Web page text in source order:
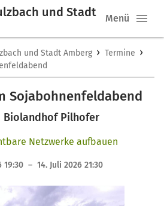
und Stadt
Menü
und Stadt Amberg › Termine ›
Sojabohnenfeldabend
Biolandhof Pilhofer
Netzwerke aufbauen
19:30 – 14. Juli 2026 21:30